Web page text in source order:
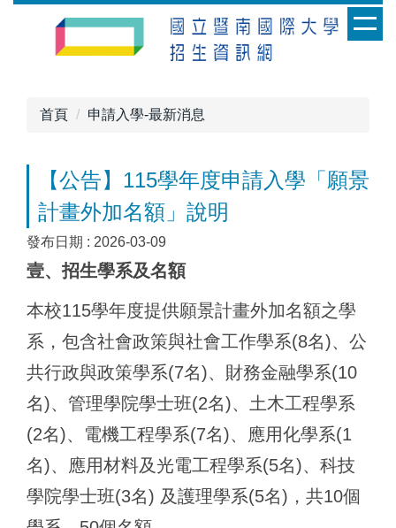
首頁 申請入學-最新消息
【公告】115學年度申請入學「願景
計畫外加名額」說明
發布日期 : 2026-03-09
壹、招生學系及名額
本校115學年度提供願景計畫外加名額之學
系，包含社會政策與社會工作學系(8名)、公
共行政與政策學系(7名)、財務金融學系(10
名)、管理學院學士班(2名)、土木工程學系
(2名)、電機工程學系(7名)、應用化學系(1
名)、應用材料及光電工程學系(5名)、科技
學院學士班(3名) 及護理學系(5名)，共10個